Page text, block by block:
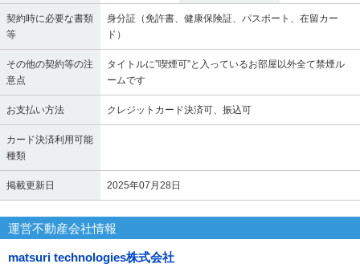
契約時に必要な書類
等
身分証（免許書、健康保険証、パスポート、在留カー
ド）
その他の契約等の注
意点
タイトルに”喫煙可”と入っているお部屋以外全て禁煙ル
ームです
お支払い方法 クレジットカード決済可、振込可
カード決済利用可能
種類
掲載更新日 2025年07月28日
運営不動産会社情報
matsuri technologies株式会社